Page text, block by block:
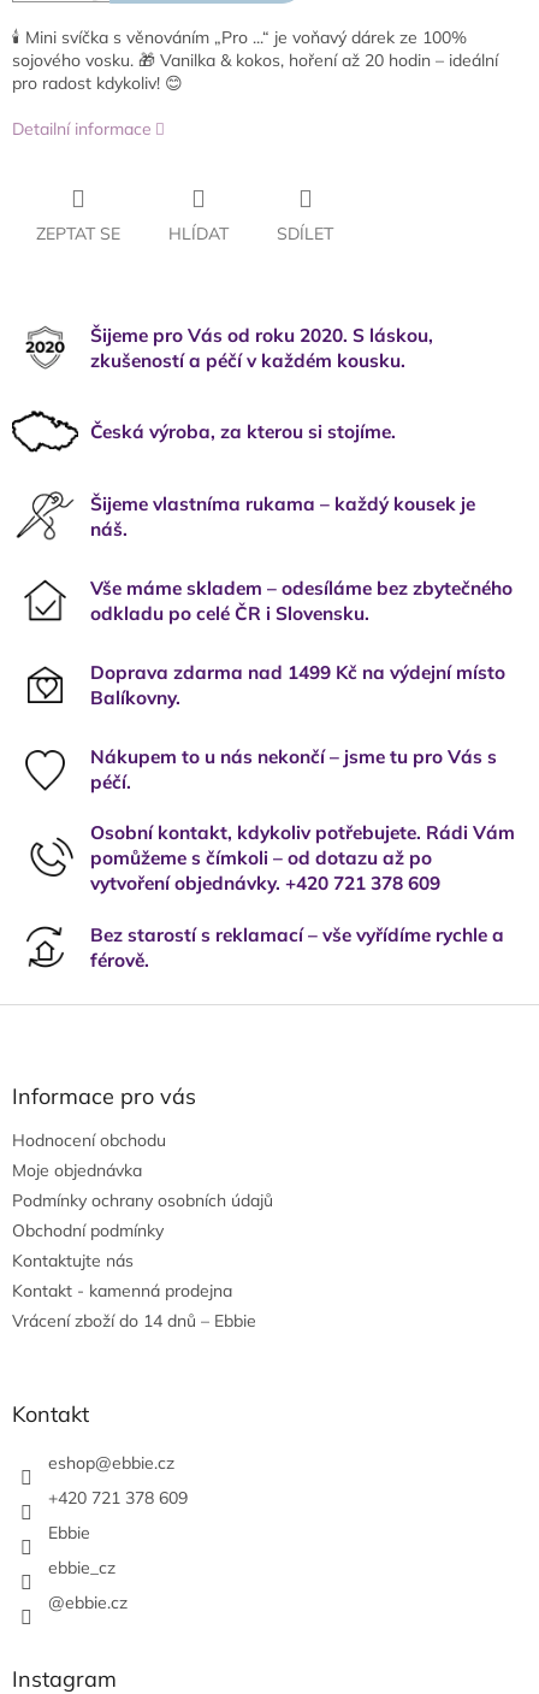
🕯️ Mini svíčka s věnováním „Pro ...“ je voňavý dárek ze 100%
sojového vosku. 🎁 Vanilka & kokos, hoření až 20 hodin – ideální
pro radost kdykoliv! 😊
Detailní informace
ZEPTAT SE HLÍDAT SDÍLET
Šijeme pro Vás od roku 2020. S láskou,
zkušeností a péčí v každém kousku.
Česká výroba, za kterou si stojíme.
Šijeme vlastníma rukama – každý kousek je
náš.
Vše máme skladem – odesíláme bez zbytečného
odkladu po celé ČR i Slovensku.
Doprava zdarma nad 1499 Kč na výdejní místo
Balíkovny.
Nákupem to u nás nekončí – jsme tu pro Vás s
péčí.
Osobní kontakt, kdykoliv potřebujete. Rádi Vám
pomůžeme s čímkoli – od dotazu až po
vytvoření objednávky. +420 721 378 609
Bez starostí s reklamací – vše vyřídíme rychle a
férově.
Informace pro vás
Hodnocení obchodu
Moje objednávka
Podmínky ochrany osobních údajů
Obchodní podmínky
Kontaktujte nás
Kontakt - kamenná prodejna
Vrácení zboží do 14 dnů – Ebbie
Kontakt
eshop@ebbie.cz
+420 721 378 609
Ebbie
ebbie_cz
@ebbie.cz
Instagram